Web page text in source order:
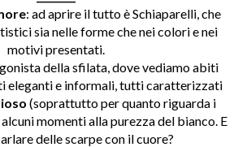
: ad aprire il tutto è Schiaparelli, che
sia nelle forme che nei colori e nei
motivi presentati.
della sfilata, dove vediamo abiti
eleganti e informali, tutti caratterizzati
(soprattutto per quanto riguarda i
momenti alla purezza del bianco. E
delle scarpe con il cuore?